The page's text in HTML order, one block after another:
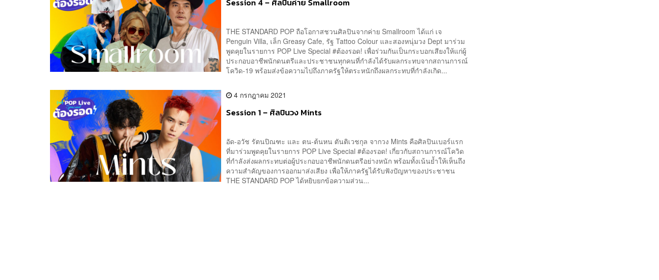
Session 4 – ศิลปินค่าย Smallroom
THE STANDARD POP ถือโอกาสชวนศิลปินจากค่าย Smallroom ได้แก่ เจ
Penguin Villa, เล็ก Greasy Cafe, รัฐ Tattoo Colour และสองหนุ่มวง Dept มาร่วม
พูดคุยในรายการ POP Live Special #ต้องรอด! เพื่อร่วมกันเป็นกระบอกเสียงให้แก่ผู้
ประกอบอาชีพนักดนตรีและประชาชนทุกคนที่กำลังได้รับผลกระทบจากสถานการณ์
โควิด-19 พร้อมส่งข้อความไปถึงภาครัฐให้ตระหนักถึงผลกระทบที่กำลังเกิด...
4 กรกฎาคม 2021
Session 1 – ศิลปินวง Mints
อัด-อวัช รัตนปิณฑะ และ ตน-ต้นหน ตันติเวชกุล จากวง Mints คือศิลปินเบอร์แรก
ที่มาร่วมพูดคุยในรายการ POP Live Special #ต้องรอด! เกี่ยวกับสถานการณ์โควิด
ที่กำลังส่งผลกระทบต่อผู้ประกอบอาชีพนักดนตรีอย่างหนัก พร้อมทั้งเน้นย้ำให้เห็นถึง
ความสำคัญของการออกมาส่งเสียง เพื่อให้ภาครัฐได้รับฟังปัญหาของประชาชน
THE STANDARD POP ได้หยิบยกข้อความส่วน...